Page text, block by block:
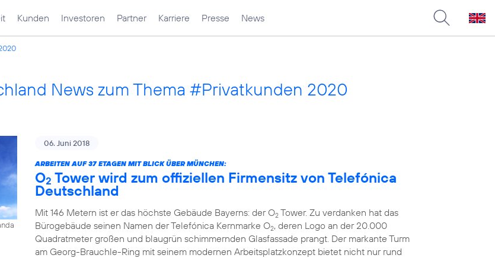
Kunden Investoren Partner Karriere Presse News
News zum Thema #Privatkunden 2020
06. Juni 2018
ARBEITEN AUF 37 ETAGEN MIT BLICK ÜBER MÜNCHEN:
O2 Tower wird zum offiziellen Firmensitz von Telefónica
Deutschland
Mit 146 Metern ist er das höchste Gebäude Bayerns: der O2 Tower. Zu verdanken hat das
Bürogebäude seinen Namen der Telefónica Kernmarke O2, deren Logo an der 20.000
Quadratmeter großen und blaugrün schimmernden Glasfassade prangt. Der markante Turm
am Georg-Brauchle-Ring mit seinem modernen Arbeitsplatzkonzept bietet nicht nur rund